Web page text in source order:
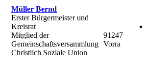
Müller Bernd
Erster Bürgermeister und
Kreisrat
Mitglied der
Gemeinschaftsversammlung
Christlich Soziale Union
91247
Vorra